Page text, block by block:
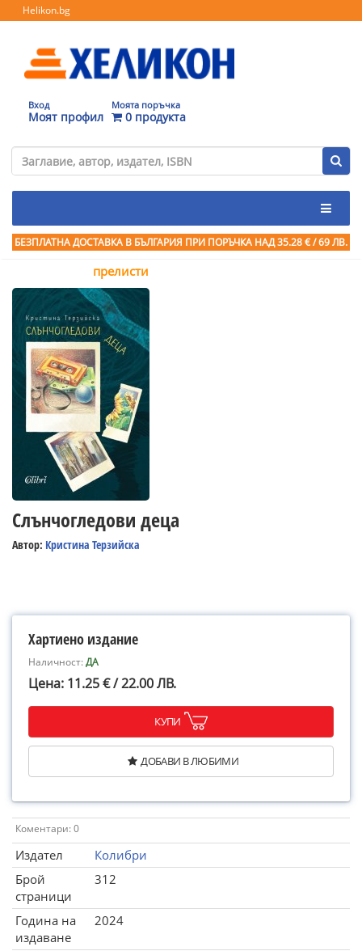
Helikon.bg
Вход
Моят профил
Моята поръчка
0 продукта
БЕЗПЛАТНА ДОСТАВКА В БЪЛГАРИЯ ПРИ ПОРЪЧКА НАД 35.28 € / 69 ЛВ.
прелисти
Слънчогледови деца
Автор: Кристина Терзийска
Хартиено издание
Наличност:ДА
Цена: 11.25 € / 22.00 ЛВ.
КУПИ
ДОБАВИ В ЛЮБИМИ
Коментари: 0
Издател
Колибри
Брой
страници
312
Година на
издаване
2024